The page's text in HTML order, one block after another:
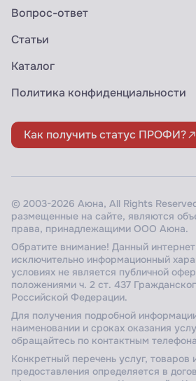
Вопрос-ответ
Статьи
Каталог
Политика конфиденциальности
Как получить статус ПРОФИ?
© 2003-2026 Аюна, All Rights
размещенные на сайте, являются
права, принадлежащими ООО Аюна.
Обратите внимание! Данный
исключительно информационный
условиях не является публичной
положениями ч. 2 ст. 437
Российской Федерации.
Для получения подробной
наименовании и сроках оказания
обращайтесь по контактным
Конкретный перечень услуг, товаров
предоставления определяется в